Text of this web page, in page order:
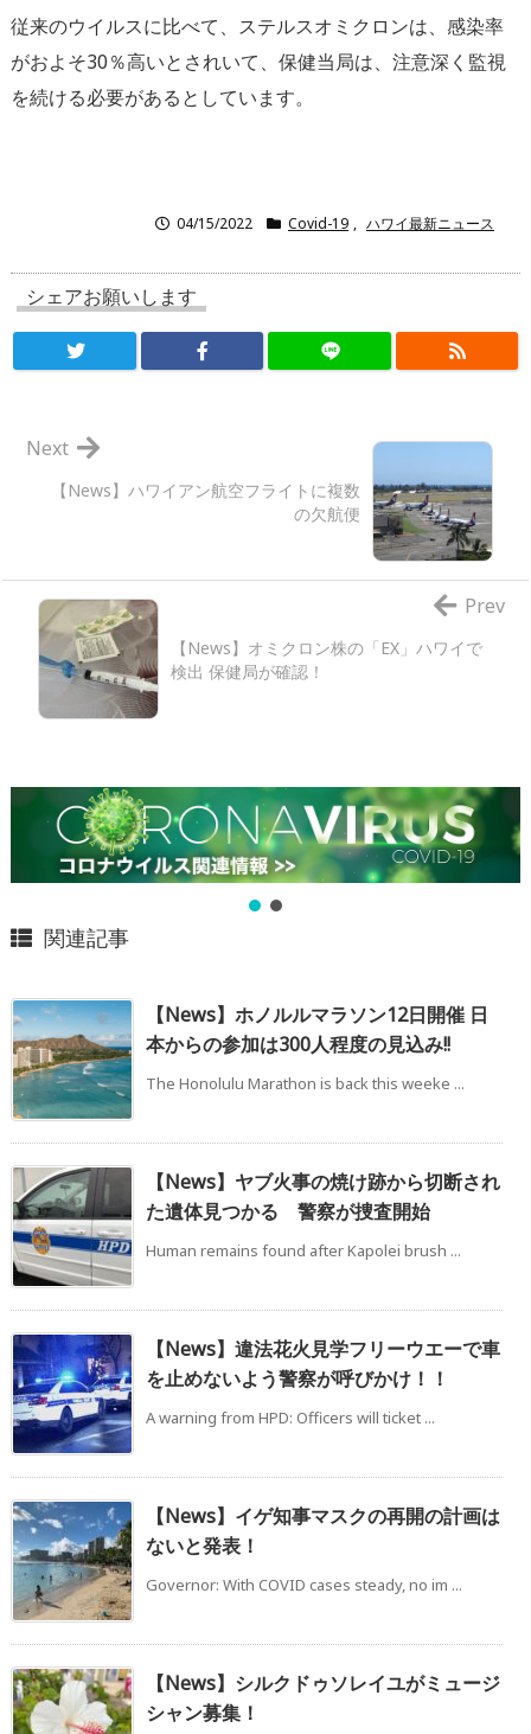
従来のウイルスに比べて、ステルスオミクロンは、感染率
がおよそ30％高いとされいて、保健当局は、注意深く監視
を続ける必要があるとしています。
04/15/2022 Covid-19 , ハワイ最新ニュース
シェアお願いします
【News】ハワイアン航空フライトに複数
の欠航便
Next
【News】オミクロン株の「EX」ハワイで
検出 保健局が確認！
Prev
関連記事
【News】ホノルルマラソン12日開催 日
本からの参加は300人程度の見込み!!
The Honolulu Marathon is back this weeke ...
【News】ヤブ火事の焼け跡から切断され
た遺体見つかる 警察が捜査開始
Human remains found after Kapolei brush ...
【News】違法花火見学フリーウエーで車
を止めないよう警察が呼びかけ！！
A warning from HPD: Officers will ticket ...
【News】イゲ知事マスクの再開の計画は
ないと発表！
Governor: With COVID cases steady, no im ...
【News】シルクドゥソレイユがミュージ
シャン募集！